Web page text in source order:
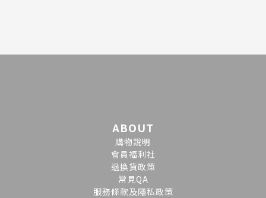
ABOUT
購物說明
會員福利社
退換貨政策
常見QA
服務條款及隱私政策